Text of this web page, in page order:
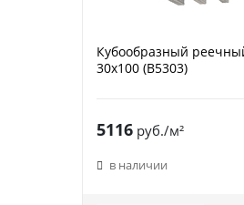
Кубообразный
30х100 (B5303)
5116руб./м²
в наличии